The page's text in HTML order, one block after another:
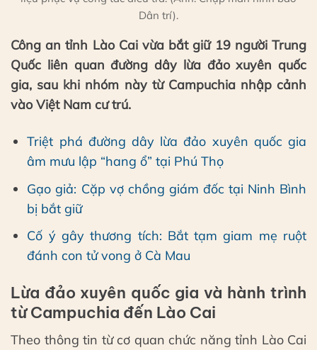
Dân trí).
Công an tỉnh Lào Cai vừa bắt giữ 19 người Trung
Quốc liên quan đường dây lừa đảo xuyên quốc
gia, sau khi nhóm này từ Campuchia nhập cảnh
vào Việt Nam cư trú.
Triệt phá đường dây lừa đảo xuyên quốc gia
âm mưu lập “hang ổ” tại Phú Thọ
Gạo giả: Cặp vợ chồng giám đốc tại Ninh Bình
bị bắt giữ
Cố ý gây thương tích: Bắt tạm giam mẹ ruột
đánh con tử vong ở Cà Mau
Lừa đảo xuyên quốc gia và hành trình
từ Campuchia đến Lào Cai
Theo thông tin từ cơ quan chức năng tỉnh Lào Cai